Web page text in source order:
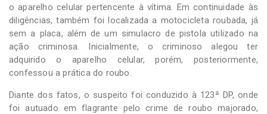
o aparelho celular pertencente à vítima. Em continuidade às
diligências, também foi localizada a motocicleta roubada, já
sem a placa, além de um simulacro de pistola utilizado na
ação criminosa. Inicialmente, o criminoso alegou ter
adquirido o aparelho celular, porém, posteriormente,
confessou a prática do roubo.
Diante dos fatos, o suspeito foi conduzido à 123ª DP, onde
foi autuado em flagrante pelo crime de roubo majorado,